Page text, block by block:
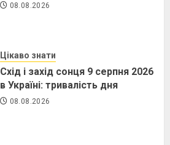
08.08.2026
Цікаво знати
Схід і захід сонця 9 серпня 2026
в Україні: тривалість дня
08.08.2026